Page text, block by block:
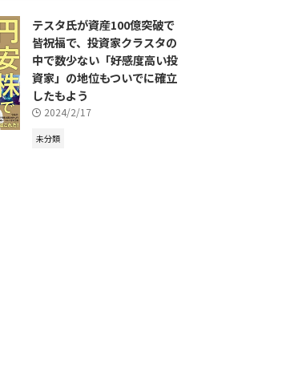
テスタ氏が資産100億突破で
皆祝福で、投資家クラスタの
中で数少ない「好感度高い投
資家」の地位もついでに確立
したもよう
2024/2/17
未分類